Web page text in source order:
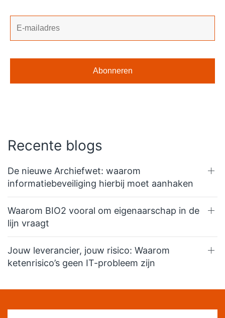
Recente blogs
De nieuwe Archiefwet: waarom
informatiebeveiliging hierbij moet aanhaken
Waarom BIO2 vooral om eigenaarschap in de
lijn vraagt
Jouw leverancier, jouw risico: Waarom
ketenrisico’s geen IT-probleem zijn